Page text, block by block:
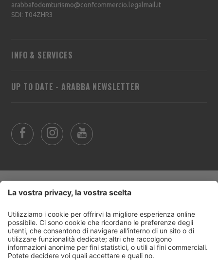
UP TO DATE - ARABBA NEWSLETTER
arabbafodomturismo@confcommercio.legalmail.it
SDI: T04ZHR3
INFO & SERVICES